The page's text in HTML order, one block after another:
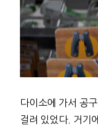
다이소에 가서 공
걸려 있었다. 거기